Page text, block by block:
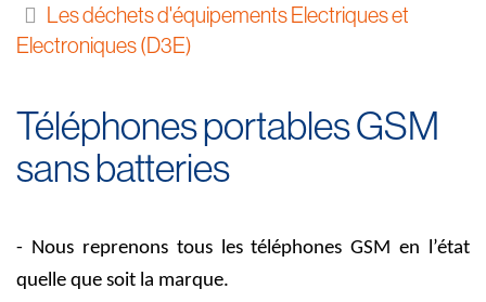
Les déchets d'équipements Electriques et
Electroniques (D3E)
Téléphones portables GSM
sans batteries
- Nous reprenons tous les téléphones GSM en l’état
quelle que soit la marque.